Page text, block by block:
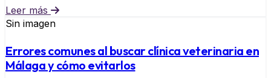
Leer más
Sin imagen
Errores comunes al buscar clínica veterinaria en
Málaga y cómo evitarlos